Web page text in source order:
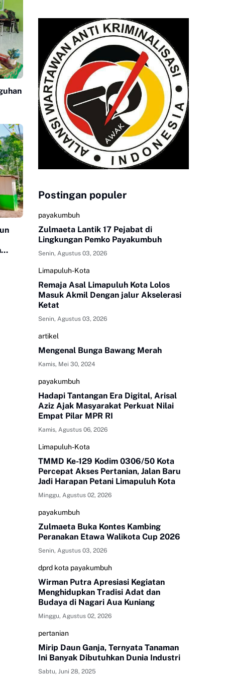
Postingan populer
payakumbuh
Zulmaeta Lantik 17 Pejabat di
Lingkungan Pemko Payakumbuh
Senin, Agustus 03, 2026
Limapuluh-Kota
Remaja Asal Limapuluh Kota Lolos
Masuk Akmil Dengan jalur Akselerasi
Ketat
Senin, Agustus 03, 2026
artikel
Mengenal Bunga Bawang Merah
Kamis, Mei 30, 2024
payakumbuh
Hadapi Tantangan Era Digital, Arisal
Aziz Ajak Masyarakat Perkuat Nilai
Empat Pilar MPR RI
Kamis, Agustus 06, 2026
Limapuluh-Kota
TMMD Ke-129 Kodim 0306/50 Kota
Percepat Akses Pertanian, Jalan Baru
Jadi Harapan Petani Limapuluh Kota
Minggu, Agustus 02, 2026
payakumbuh
Zulmaeta Buka Kontes Kambing
Peranakan Etawa Walikota Cup 2026
Senin, Agustus 03, 2026
dprd kota payakumbuh
Wirman Putra Apresiasi Kegiatan
Menghidupkan Tradisi Adat dan
Budaya di Nagari Aua Kuniang
Minggu, Agustus 02, 2026
pertanian
Mirip Daun Ganja, Ternyata Tanaman
Ini Banyak Dibutuhkan Dunia Industri
Sabtu, Juni 28, 2025